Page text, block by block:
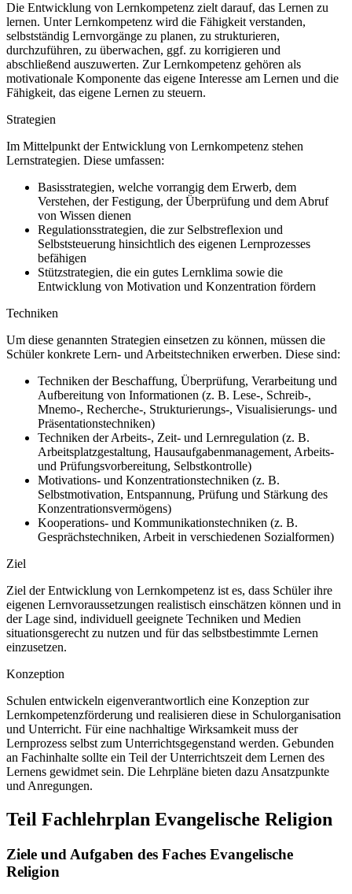
Die Entwicklung von Lernkompetenz zielt darauf, das Lernen zu
lernen. Unter Lernkompetenz wird die Fähigkeit verstanden,
selbstständig Lernvorgänge zu planen, zu strukturieren,
durchzuführen, zu überwachen, ggf. zu korrigieren und
abschließend auszuwerten. Zur Lernkompetenz gehören als
motivationale Komponente das eigene Interesse am Lernen und die
Fähigkeit, das eigene Lernen zu steuern.
Strategien
Im Mittelpunkt der Entwicklung von Lernkompetenz stehen
Lernstrategien. Diese umfassen:
Basisstrategien, welche vorrangig dem Erwerb, dem
Verstehen, der Festigung, der Überprüfung und dem Abruf
von Wissen dienen
Regulationsstrategien, die zur Selbstreflexion und
Selbststeuerung hinsichtlich des eigenen Lernprozesses
befähigen
Stützstrategien, die ein gutes Lernklima sowie die
Entwicklung von Motivation und Konzentration fördern
Techniken
Um diese genannten Strategien einsetzen zu können, müssen die
Schüler konkrete Lern- und Arbeitstechniken erwerben. Diese sind:
Techniken der Beschaffung, Überprüfung, Verarbeitung und
Aufbereitung von Informationen (z. B. Lese-, Schreib-,
Mnemo-, Recherche-, Strukturierungs-, Visualisierungs- und
Präsentationstechniken)
Techniken der Arbeits-, Zeit- und Lernregulation (z. B.
Arbeitsplatzgestaltung, Hausaufgabenmanagement, Arbeits-
und Prüfungsvorbereitung, Selbstkontrolle)
Motivations- und Konzentrationstechniken (z. B.
Selbstmotivation, Entspannung, Prüfung und Stärkung des
Konzentrationsvermögens)
Kooperations- und Kommunikationstechniken (z. B.
Gesprächstechniken, Arbeit in verschiedenen Sozialformen)
Ziel
Ziel der Entwicklung von Lernkompetenz ist es, dass Schüler ihre
eigenen Lernvoraussetzungen realistisch einschätzen können und in
der Lage sind, individuell geeignete Techniken und Medien
situationsgerecht zu nutzen und für das selbstbestimmte Lernen
einzusetzen.
Konzeption
Schulen entwickeln eigenverantwortlich eine Konzeption zur
Lernkompetenzförderung und realisieren diese in Schulorganisation
und Unterricht. Für eine nachhaltige Wirksamkeit muss der
Lernprozess selbst zum Unterrichtsgegenstand werden. Gebunden
an Fachinhalte sollte ein Teil der Unterrichtszeit dem Lernen des
Lernens gewidmet sein. Die Lehrpläne bieten dazu Ansatzpunkte
und Anregungen.
Teil Fachlehrplan Evangelische Religion
Ziele und Aufgaben des Faches Evangelische
Religion